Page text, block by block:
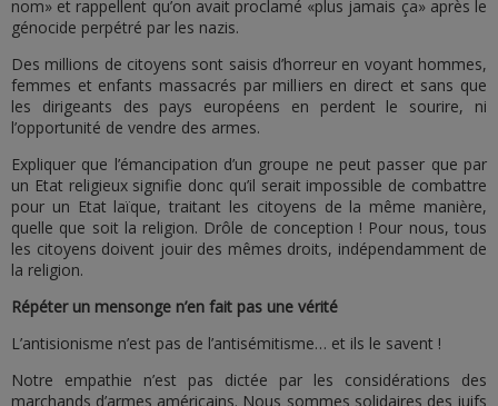
nom» et rappellent qu’on avait proclamé «plus jamais ça» après le
génocide perpétré par les nazis.
Des millions de citoyens sont saisis d’horreur en voyant hommes,
femmes et enfants massacrés par milliers en direct et sans que
les dirigeants des pays européens en perdent le sourire, ni
l’opportunité de vendre des armes.
Expliquer que l’émancipation d’un groupe ne peut passer que par
un Etat religieux signifie donc qu’il serait impossible de combattre
pour un Etat laïque, traitant les citoyens de la même manière,
quelle que soit la religion. Drôle de conception ! Pour nous, tous
les citoyens doivent jouir des mêmes droits, indépendamment de
la religion.
Répéter un mensonge n’en fait pas une vérité
L’antisionisme n’est pas de l’antisémitisme… et ils le savent !
Notre empathie n’est pas dictée par les considérations des
marchands d’armes américains. Nous sommes solidaires des juifs